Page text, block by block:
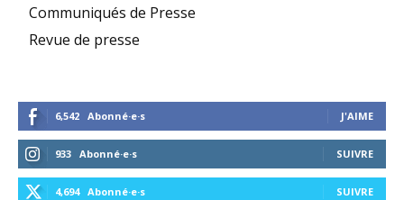
Communiqués de Presse
Revue de presse
6,542 Abonné·e·s J'AIME
933 Abonné·e·s SUIVRE
4,694 Abonné·e·s SUIVRE